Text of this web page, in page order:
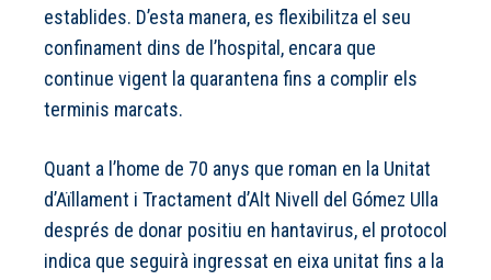
establides. D’esta manera, es flexibilitza el seu
confinament dins de l’hospital, encara que
continue vigent la quarantena fins a complir els
terminis marcats.
Quant a l’home de 70 anys que roman en la Unitat
d’Aïllament i Tractament d’Alt Nivell del Gómez Ulla
després de donar positiu en hantavirus, el protocol
indica que seguirà ingressat en eixa unitat fins a la